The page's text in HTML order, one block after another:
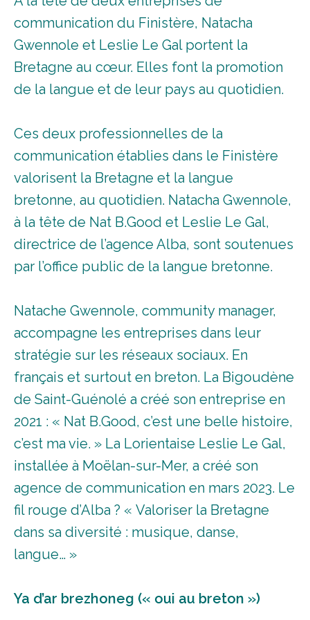
communication du Finistère, Natacha
Gwennole et Leslie Le Gal portent la
Bretagne au cœur. Elles font la promotion
de la langue et de leur pays au quotidien.
Ces deux professionnelles de la
communication établies dans le Finistère
valorisent la Bretagne et la langue
bretonne, au quotidien. Natacha Gwennole,
à la tête de Nat B.Good et Leslie Le Gal,
directrice de l’agence Alba, sont soutenues
par l’office public de la langue bretonne.
Natache Gwennole, community manager,
accompagne les entreprises dans leur
stratégie sur les réseaux sociaux. En
français et surtout en breton. La Bigoudène
de Saint-Guénolé a créé son entreprise en
2021 : « Nat B.Good, c’est une belle histoire,
c’est ma vie. » La Lorientaise Leslie Le Gal,
installée à Moëlan-sur-Mer, a créé son
agence de communication en mars 2023. Le
fil rouge d’Alba ? « Valoriser la Bretagne
dans sa diversité : musique, danse,
langue… »
Ya d’ar brezhoneg (« oui au breton »)